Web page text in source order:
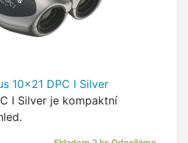
10x21 DPC I Silver
I Silver je kompaktní